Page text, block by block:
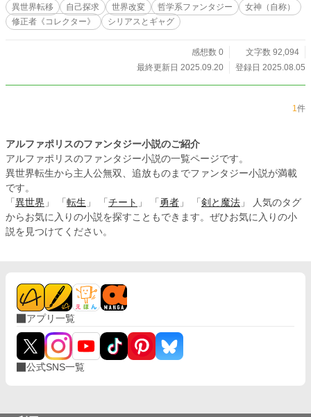
異世界転移 自己探求 世界改変 哲学系ファンタジー
女神（自称）
修正者《コレクター》
シリアスとギャグ
感想数 0
文字数 92,094
最終更新日 2025.09.20
登録日 2025.08.05
1件
アルファポリスのファンタジー小説のご紹介
アルファポリスのファンタジー小説の一覧ページです。
異世界転生から主人公無双、追放ものまでファンタジー小説が満載
です。
「 異世界 」 「 転生 」 「 チート 」 「 勇者 」 「 剣と魔法 」 人気のタグ
からお気に入りの小説を探すこともできます。ぜひお気に入りの小
説を見つけてください。
アプリ一覧
公式SNS一覧